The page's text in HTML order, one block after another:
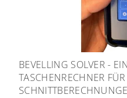
BEVELLING SOLVER -
TASCHENRECHNER FÜR